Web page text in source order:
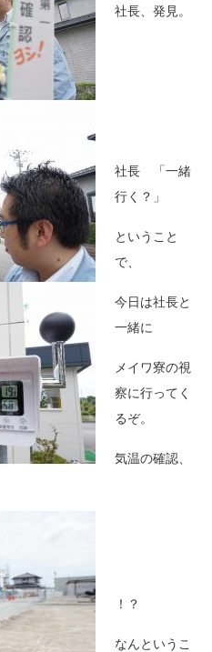
社長、発見。
社長 「一緒
行く？」
ということ
で、
今日は社長と
一緒に
メイワ寮の視
察に行ってく
るぞ。
気温の確認、
！？
なんというこ